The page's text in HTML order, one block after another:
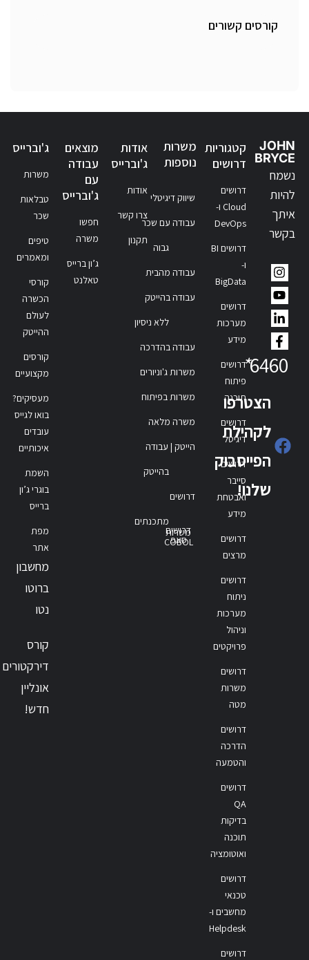
קורסים קשורים
JOHN
BRYCE
נשמח
להיות
איתך
בקשר
6460
*
הצטרפו
לקהילת
הפייסבוק
שלנו!
קטגוריות
דרושים
דרושים
Cloud ו-
DevOps
דרושים BI
ו-
BigData
דרושים
מערכות
מידע
דרושים
פיתוח
תוכנה
דרושים
דיגיטל
דרושים
סייבר
ואבטחת
מידע
דרושים
מרצים
דרושים
ניתוח
מערכות
וניהול
פרויקטים
דרושים
משרות
מטה
דרושים
הדרכה
והטמעה
דרושים
QA
בדיקות
תוכנה
ואוטומציה
דרושים
טכנאי
מחשבים ו-
Helpdesk
דרושים
משרות
נוספות
שיווק דיגיטלי
עבודה עם שכר
גבוה
עבודה מהבית
עבודה בהייטק
ללא ניסיון
עבודה בהדרכה
משרות ג'וניורים
משרות בפיתוח
משרה מלאה
הייטק | עבודה
בהייטק
דרושים
מתכנתים
דרושים
סאפ
משרות
COBOL
אודות
ג'וברייס
אודות
צרו קשר
תקנון
מוצאים
עבודה
עם
ג'וברייס
חפשו
משרה
ג’ון ברייס
טאלנט
ג'וברייס
משרות
טבלאות
שכר
טיפים
ומאמרים
קורסי
הכשרה
לעולם
ההייטק
קורסים
מקצועיים
מעסיקים?
בואו לגייס
עובדים
איכותיים
השמת
בוגרי ג’ון
ברייס
מפת
אתר
מחשבון
ברוטו
נטו
קורס
דירקטורים
אונליין
חדש!